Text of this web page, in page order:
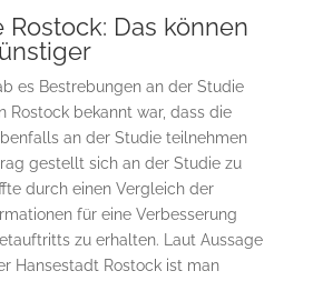
Rostock: Das können
es Bestrebungen an der Studie
Rostock bekannt war, dass die
an der Studie teilnehmen
gestellt sich an der Studie zu
durch einen Vergleich der
für eine Verbesserung
zu erhalten. Laut Aussage
Hansestadt Rostock ist man